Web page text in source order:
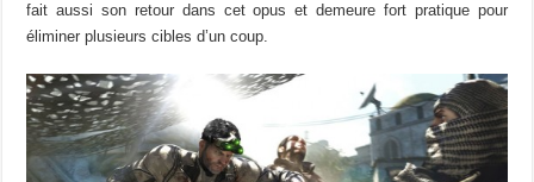
fait aussi son retour dans cet opus et demeure fort pratique pour
éliminer plusieurs cibles d’un coup.